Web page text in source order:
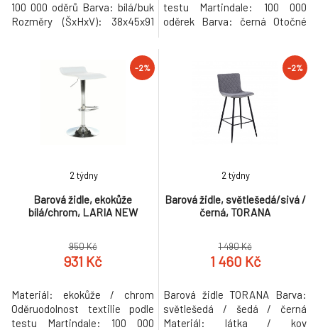
100 000 oděrů Barva: bílá/buk
Rozměry (ŠxHxV): 38x45x91
Šířka zádové opěrky: 30 cm
Výška zádové opěrky: 24 cm
Nosnost: 110 kg Dodáváno v
demontu Hmotnost: 6kg
testu Martindale: 100 000
oděrek Barva: černá Otočné
85 Výška sedu 64-85 cm.
Nosnost 100 kg. Dodávané v
demontu. Hmotnost: 5.5kg
-2%
Barová židle, ekokůže
bílá/chrom, LARIA NEW
2 týdny
950 Kč
931 Kč
Materiál: ekokůže / chrom
Oděruodolnost textilie podle
testu Martindale: 100 000
-2%
Barová židle, světlešedá/sivá /
černá, TORANA
2 týdny
1 490 Kč
1 460 Kč
Barová židle TORANA Barva:
světlešedá / šedá / černá
Materiál: látka / kov